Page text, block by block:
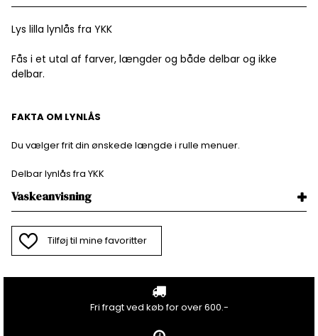
Lys lilla lynlås fra YKK
Fås i et utal af farver, længder og både delbar og ikke
delbar.
FAKTA OM LYNLÅS
Du vælger frit din ønskede længde i rulle menuer.
Delbar lynlås fra YKK
Vaskeanvisning
Tilføj til mine favoritter
Fri fragt ved køb for over 600.-